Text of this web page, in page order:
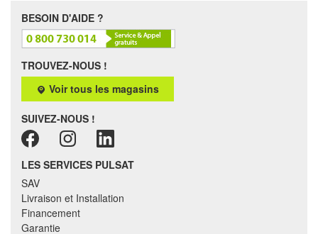
BESOIN D'AIDE ?
TROUVEZ-NOUS !
Voir tous les magasins
SUIVEZ-NOUS !
LES SERVICES PULSAT
SAV
Livraison et Installation
Financement
Garantie